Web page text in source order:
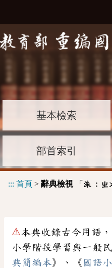
基本檢索
部首索引
::: 首頁 > 辭典檢視「 洙 : ㄓ
⚠本典收錄古今用語，
小學階段學習與一般
典簡編本》、《 國語